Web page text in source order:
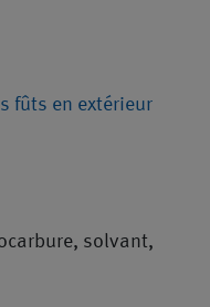
fûts en extérieur
solvant,